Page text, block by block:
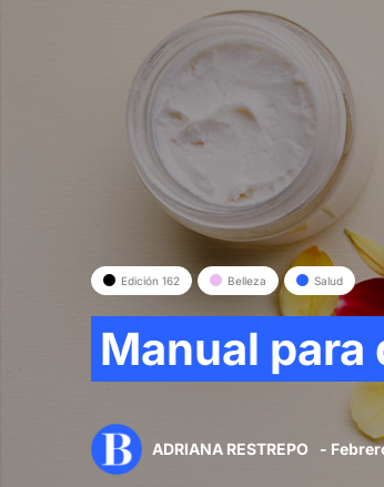
Edición 162 Belleza Salud
Manual
ADRIANA RESTREPO -